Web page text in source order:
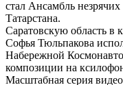
стал Ансамбль
Татарстана.
Саратовскую область в
Софья Тюльпакова
Набережной
композиции на
Масштабная серия